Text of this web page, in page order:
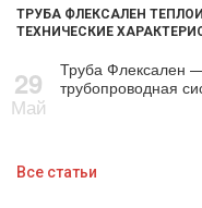
ТРУБА ФЛЕКСАЛЕН
ТЕХНИЧЕСКИЕ
29
Май
Труба Флексален
трубопроводная
Все статьи